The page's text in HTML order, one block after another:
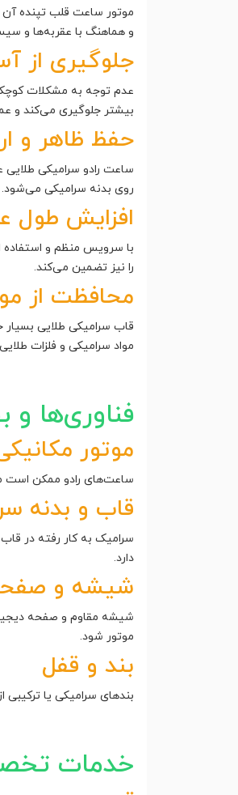
موتور ساعت قلب تپنده
و هماهنگ با عقربه‌ها و
جلوگیری از
عدم توجه به مشکلات
بیشتر جلوگیری می‌کند و
حفظ ظاهر و
ساعت رادو سرامیکی
روی بدنه سرامیکی می‌شود.
افزایش طول
با سرویس منظم و استفاده
را نیز تضمین می‌کند.
محافظت از
قاب سرامیکی طلایی
مواد سرامیکی و فلزات
فناوری‌ها
موتور
ساعت‌های رادو ممکن است
قاب و بدنه
سرامیک به کار رفته در
دارد.
شیشه و
شیشه مقاوم و صفحه
موتور شود.
بند و قفل
بندهای سرامیکی یا
خدمات